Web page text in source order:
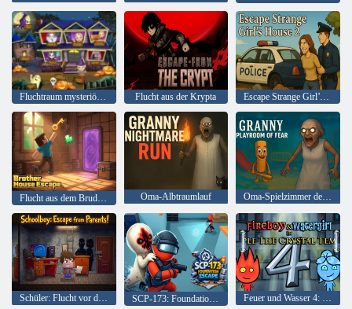
Fluchtraum mysteriöses Wort Flucht aus der Krypta Escape Strange Girl’s House 2
Oma-Albtraumlauf Oma-Spielzimmer der Angst
Schüler: Flucht vor den Eltern! SCP-173: Foundation-Flucht Feuer und Wasser 4: Kristalltempel